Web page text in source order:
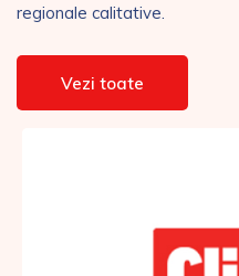
regionale calitative.
Vezi toate